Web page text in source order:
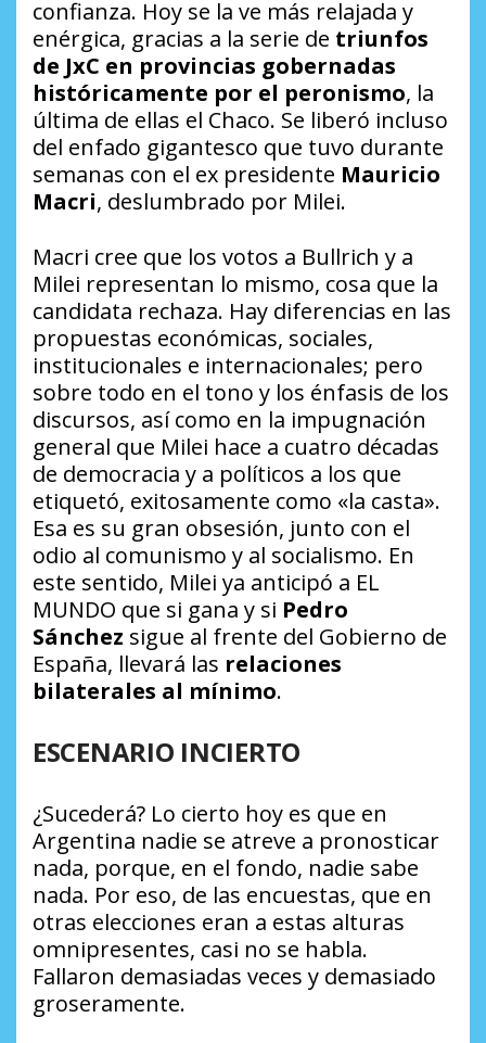
confianza. Hoy se la ve más relajada y
enérgica, gracias a la serie de triunfos
de JxC en provincias gobernadas
históricamente por el peronismo, la
última de ellas el Chaco. Se liberó incluso
del enfado gigantesco que tuvo durante
semanas con el ex presidente Mauricio
Macri, deslumbrado por Milei.
Macri cree que los votos a Bullrich y a
Milei representan lo mismo, cosa que la
candidata rechaza. Hay diferencias en las
propuestas económicas, sociales,
institucionales e internacionales; pero
sobre todo en el tono y los énfasis de los
discursos, así como en la impugnación
general que Milei hace a cuatro décadas
de democracia y a políticos a los que
etiquetó, exitosamente como «la casta».
Esa es su gran obsesión, junto con el
odio al comunismo y al socialismo. En
este sentido, Milei ya anticipó a EL
MUNDO que si gana y si Pedro
Sánchez sigue al frente del Gobierno de
España, llevará las relaciones
bilaterales al mínimo.
ESCENARIO INCIERTO
¿Sucederá? Lo cierto hoy es que en
Argentina nadie se atreve a pronosticar
nada, porque, en el fondo, nadie sabe
nada. Por eso, de las encuestas, que en
otras elecciones eran a estas alturas
omnipresentes, casi no se habla.
Fallaron demasiadas veces y demasiado
groseramente.